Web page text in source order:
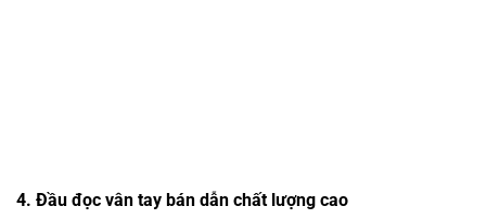
4. Đầu đọc vân tay bán dẫn chất lượng cao